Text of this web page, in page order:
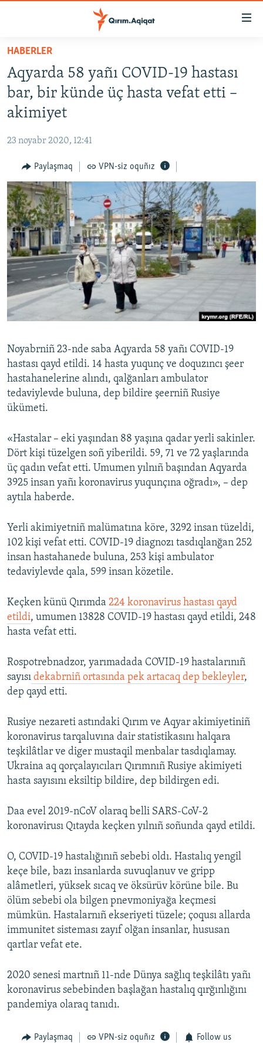
Esas
qaytmaq
Baş
navigatsiyağa
qaytmaq
Qıdıruvğa
qaytmaq
HABERLER
SİYASET
İQTİSADİYAT
MEDENİYET
İNSAN AQLARI
VİDEO
SÜRET
BLOGLAR
FİKİR
Русский
Українською
RFE/RS bütün saytları
HABERLER
Aqyarda 58 yañı COVID-19 hastası
bar, bir künde üç hasta vefat etti –
akimiyet
23 noyabr 2020, 12:41
Paylaşmaq VPN-siz oquñız
Noyabrniñ 23-nde saba Aqyarda 58 yañı COVID-19
hastası qayd etildi. 14 hasta yuqunç ve doquzıncı şeer
hastahanelerine alındı, qalğanları ambulator
tedaviylevde buluna, dep bildire şeerniñ Rusiye
ükümeti.
«Hastalar – eki yaşından 88 yaşına qadar yerli sakinler.
Dört kişi tüzelgen soñ yiberildi. 59, 71 ve 72 yaşlarında
üç qadın vefat etti. Umumen yılnıñ başından Aqyarda
3925 insan yañı koronavirus yuqunçına oğradı», – dep
aytıla haberde.
Yerli akimiyetniñ malümatına köre, 3292 insan tüzeldi,
102 kişi vefat etti. COVID-19 diagnozı tasdıqlanğan 252
insan hastahanede buluna, 253 kişi ambulator
tedaviylevde qala, 599 insan közetile.
Keçken künü Qırımda 224 koronavirus hastası qayd
etildi, umumen 13828 COVID-19 hastası qayd etildi, 248
hasta vefat etti.
Rospotrebnadzor, yarımadada COVID-19 hastalarınıñ
sayısı dekabrniñ ortasında pek artacaq dep bekleyler,
dep qayd etti.
Rusiye nezareti astındaki Qırım ve Aqyar akimiyetiniñ
koronavirus tarqaluvına dair statistikasını halqara
teşkilâtlar ve diger mustaqil menbalar tasdıqlamay.
Ukraina aq qorçalayıcıları Qırımnıñ Rusiye akimiyeti
hasta sayısını eksiltip bildire, dep bildirgen edi.
Daa evel 2019-nCoV olaraq belli SARS-CoV-2
koronavirusı Qıtayda keçken yılnıñ soñunda qayd etildi.
O, COVID-19 hastalığınıñ sebebi oldı. Hastalıq yengil
keçe bile, bazı insanlarda suvuqlanuv ve gripp
alâmetleri, yüksek sıcaq ve öksürüv körüne bile. Bu
ölüm sebebi ola bilgen pnevmoniyağa keçmesi
mümkün. Hastalarnıñ ekseriyeti tüzele; çoqusı allarda
immunitet sisteması zayıf olğan insanlar, hususan
qartlar vefat ete.
2020 senesi martnıñ 11-nde Dünya sağlıq teşkilâtı yañı
koronavirus sebebinden başlağan hastalıq qırğınlığını
pandemiya olaraq tanıdı.
Paylaşmaq VPN-siz oquñız Follow us